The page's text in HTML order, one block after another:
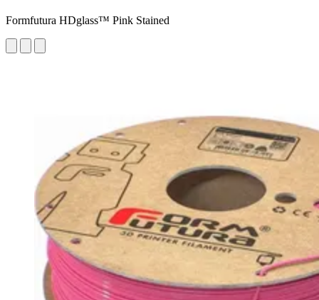
Formfutura HDglass™ Pink Stained